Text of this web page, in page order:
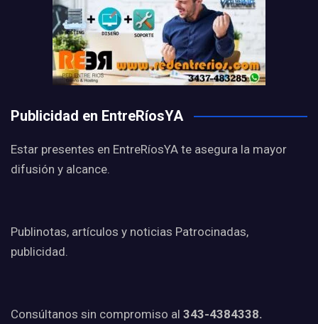
Publicidad en EntreRíosYA
Estar presentes en EntreRíosYA te asegura la mayor
difusión y alcance.
Publinotas, artículos y noticias Patrocinadas,
publicidad.
Consúltanos sin compromiso al 343-4384338.